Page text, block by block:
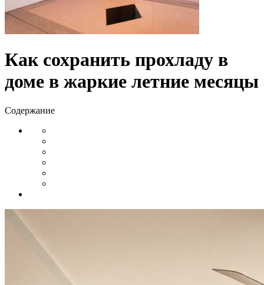
Как сохранить прохладу в
доме в жаркие летние месяцы
Содержание